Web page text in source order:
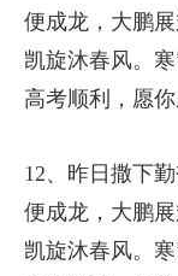
便成龙，大鹏
凯旋沐春风。
高考顺利，愿
12、昨日撒下
便成龙，大鹏
凯旋沐春风。